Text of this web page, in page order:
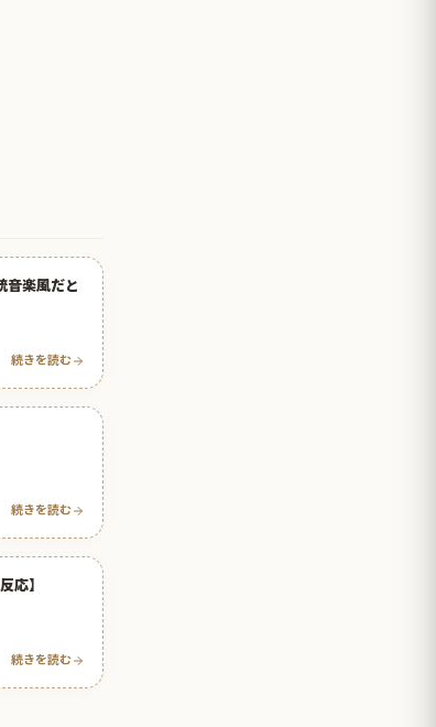
音楽風だと
続きを読む
続きを読む
応】
続きを読む